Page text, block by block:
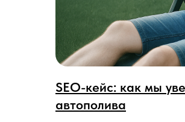
SEO-кейс: как мы
автополива